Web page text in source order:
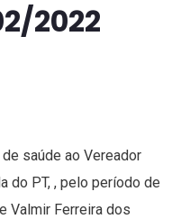
2022
de saúde ao Vereador
do PT, , pelo período de
Valmir Ferreira dos